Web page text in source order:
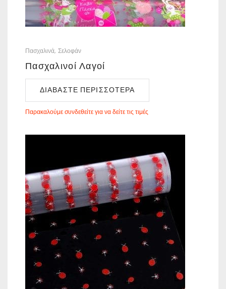
Πασχαλινά Σελοφάν
Πασχαλινοί Λαγοί
ΔΙΑΒΆΣΤΕ ΠΕΡΙΣΣΌΤΕΡΑ
Παρακαλούμε συνδεθείτε για να δείτε τις τιμές